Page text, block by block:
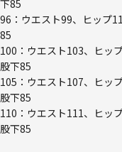
下85
96：ウエスト99、ヒップ
85
100：ウエスト103、ヒッ
股下85
105：ウエスト107、ヒッ
股下85
110：ウエスト111、ヒッ
股下85